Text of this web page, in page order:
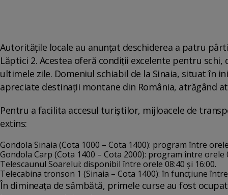
Autoritățile locale au anunțat deschiderea a patru
Lăptici 2. Acestea oferă condiții excelente pentru
ultimele zile. Domeniul schiabil de la Sinaia, situat în
apreciate destinații montane din România, atrăgând
Pentru a facilita accesul turiștilor, mijloacele de
extins:
Gondola Sinaia (Cota 1000 – Cota 1400): program între
Gondola Carp (Cota 1400 – Cota 2000): program între orele
Telescaunul Soarelui: disponibil între orele 08:40 și 16:00.
Telecabina tronson 1 (Sinaia – Cota 1400): în funcțiune
În dimineața de sâmbătă, primele curse au fost